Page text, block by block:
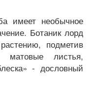
имеет необычное
Ботаник лорд
подметив
матовые листья,
- дословный